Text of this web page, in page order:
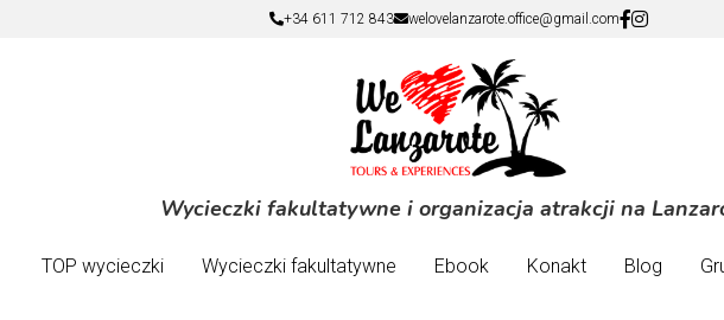
+34 611 712 843 welovelanzarote.office@gmail.com
Wycieczki fakultatywne i organizacja atrakcji na
TOP wycieczki Wycieczki fakultatywne Ebook Konakt Blog
+34 611 712 843 welovelanzarote.office@gmail.com
Wycieczki fakultatywne i organizacja atrakcji na
TOP wycieczki Wycieczki fakultatywne Ebook Konakt Blog